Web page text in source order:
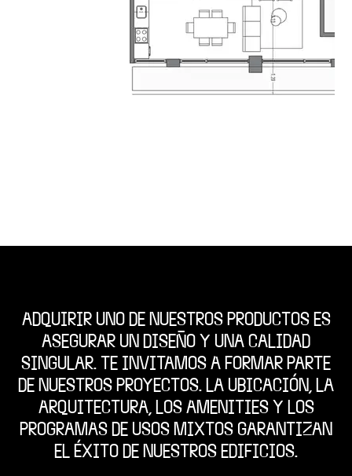
ADQUIRIR UNO DE NUESTROS PRODUCTOS ES
ASEGURAR UN DISEÑO Y UNA CALIDAD
SINGULAR. TE INVITAMOS A FORMAR PARTE
DE NUESTROS PROYECTOS. LA UBICACIÓN, LA
ARQUITECTURA, LOS AMENITIES Y LOS
PROGRAMAS DE USOS MIXTOS GARANTIZAN
EL ÉXITO DE NUESTROS EDIFICIOS.